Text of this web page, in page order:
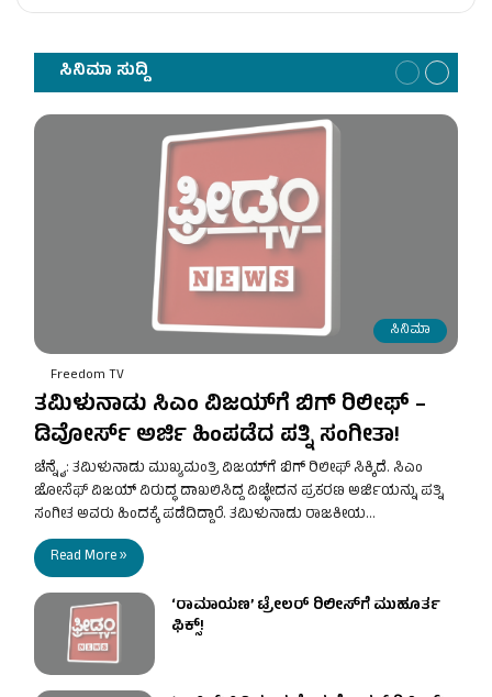
ಸಿನಿಮಾ ಸುದ್ದಿ
ಸಿನಿಮಾ
Freedom TV
ತಮಿಳುನಾಡು ಸಿಎಂ ವಿಜಯ್‌ಗೆ ಬಿಗ್ ರಿಲೀಫ್ –
ಡಿವೋರ್ಸ್ ಅರ್ಜಿ ಹಿಂಪಡೆದ ಪತ್ನಿ ಸಂಗೀತಾ!
ಚೆನ್ನೈ: ತಮಿಳುನಾಡು ಮುಖ್ಯಮಂತ್ರಿ ವಿಜಯ್‌ಗೆ ಬಿಗ್‌ ರಿಲೀಫ್‌ ಸಿಕ್ಕಿದೆ. ಸಿಎಂ
ಜೋಸೆಫ್ ವಿಜಯ್ ವಿರುದ್ಧ ದಾಖಲಿಸಿದ್ದ ವಿಚ್ಛೇದನ ಪ್ರಕರಣ ಅರ್ಜಿಯನ್ನು ಪತ್ನಿ
ಸಂಗೀತ ಅವರು ಹಿಂದಕ್ಕೆ ಪಡೆದಿದ್ದಾರೆ. ತಮಿಳುನಾಡು ರಾಜಕೀಯ…
Read More »
‘ರಾಮಾಯಣ’ ಟ್ರೇಲರ್ ರಿಲೀಸ್​ಗೆ ಮುಹೂರ್ತ
ಫಿಕ್ಸ್!